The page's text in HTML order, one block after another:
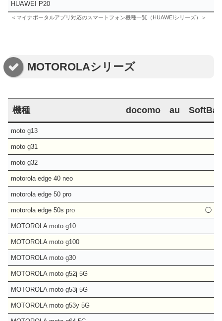
HUAWEI P20
＜マイナポータルアプリ対応のスマートフォン機種一覧（HUAWEIシリーズ）＞
MOTOROLAシリーズ
機種 docomo au
moto g13
moto g31
moto g32
motorola edge 40 neo
motorola edge 50 pro
motorola edge 50s pro ◯
MOTOROLA moto g10
MOTOROLA moto g100
MOTOROLA moto g30
MOTOROLA moto g52j 5G
MOTOROLA moto g53j 5G
MOTOROLA moto g53y 5G